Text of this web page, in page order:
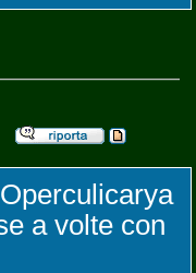
a volte con